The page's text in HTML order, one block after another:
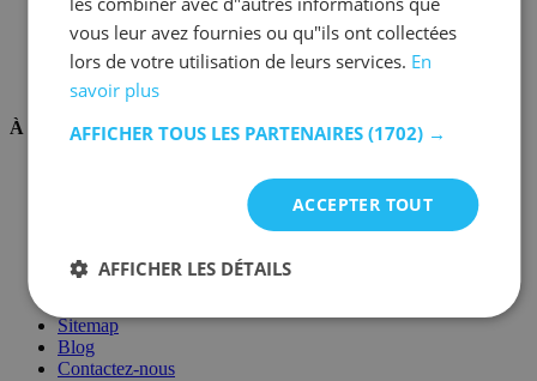
Conseils d'entretien
Mot de passe oublié?
FAQ
Stockage & Fulfilment
À propos de nous
Conditions générales
Mentions légales
Sitemap
Blog
Contactez-nous
vous leur avez fournies ou qu"ils ont collectées
lors de votre utilisation de leurs services. En
savoir plus
AFFICHER TOUS LES PARTENAIRES (1702) →
ACCEPTER TOUT
AFFICHER LES DÉTAILS